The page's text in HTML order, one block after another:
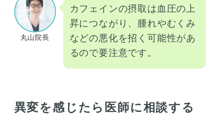
丸山院長
カフェインの摂取は血圧の上
昇につながり、腫れやむくみ
などの悪化を招く可能性があ
るので要注意です。
異変を感じたら医師に相談する